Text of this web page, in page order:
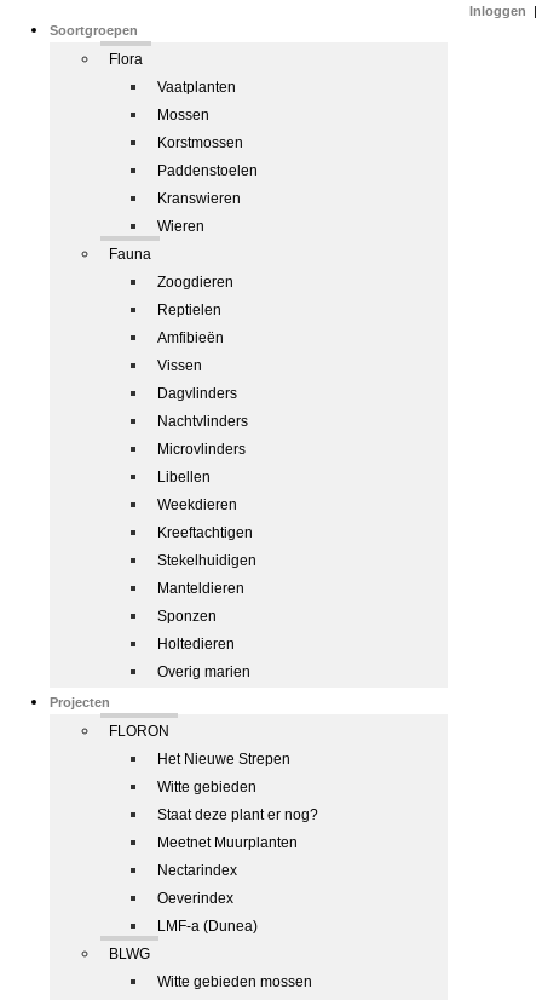
Soortgroepen
Flora
Vaatplanten
Mossen
Korstmossen
Paddenstoelen
Kranswieren
Wieren
Fauna
Zoogdieren
Reptielen
Amfibieën
Vissen
Dagvlinders
Nachtvlinders
Microvlinders
Libellen
Weekdieren
Kreeftachtigen
Stekelhuidigen
Manteldieren
Sponzen
Holtedieren
Overig marien
Projecten
FLORON
Het Nieuwe Strepen
Witte gebieden
Staat deze plant er nog?
Meetnet Muurplanten
Nectarindex
Oeverindex
LMF-a (Dunea)
BLWG
Witte gebieden mossen
Inloggen |